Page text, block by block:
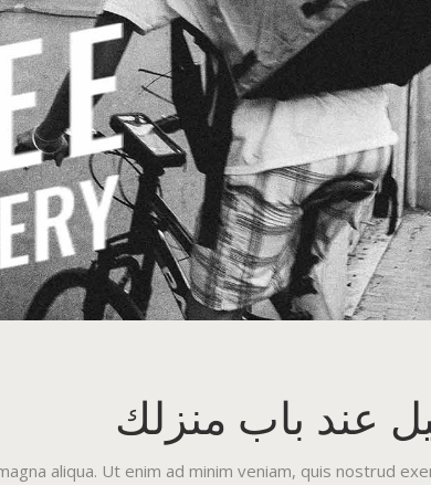
عند باب منزلك
aliqua. Ut enim ad minim veniam, quis nostrud